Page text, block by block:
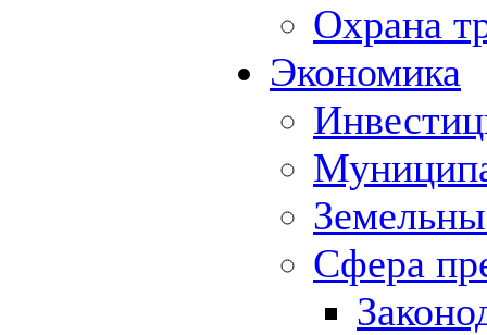
Охрана
Экономика
Сфера